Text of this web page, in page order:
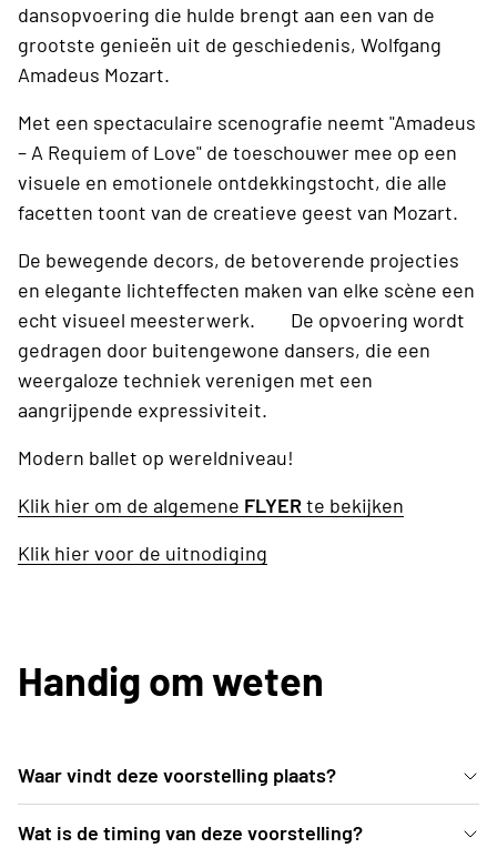
dansopvoering die hulde brengt aan een van de
grootste genieën uit de geschiedenis, Wolfgang
Amadeus Mozart.
Met een spectaculaire scenografie neemt "Amadeus
– A Requiem of Love" de toeschouwer mee op een
visuele en emotionele ontdekkingstocht, die alle
facetten toont van de creatieve geest van Mozart.
De bewegende decors, de betoverende projecties
en elegante lichteffecten maken van elke scène een
echt visueel meesterwerk. De opvoering wordt
gedragen door buitengewone dansers, die een
weergaloze techniek verenigen met een
aangrijpende expressiviteit.
Modern ballet op wereldniveau!
Klik hier om de algemene FLYERte bekijken
Klik hier voor de uitnodiging
Handig om weten
Waar vindt deze voorstelling plaats?
In de comfortabele zitjes van het Trixxo Theater
Wat is de timing van deze voorstelling?